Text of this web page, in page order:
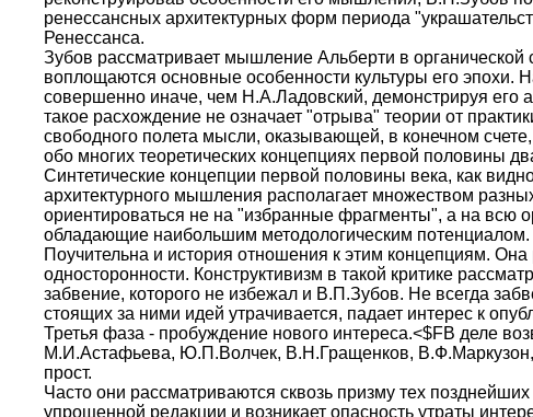
ренессансных архитектурных форм периода
Ренессанса.
Зубов рассматривает мышление Альберти в органической
воплощаются основные особенности культуры его эпохи.
совершенно иначе, чем Н.А.Ладовский, демонстрируя его
такое расхождение не означает "отрыва" теории от
свободного полета мысли, оказывающей, в конечном
обо многих теоретических концепциях первой половины
Синтетические концепции первой половины века, как
архитектурного мышления располагает множеством
ориентироваться не на "избранные фрагменты", а на всю
обладающие наибольшим методологическим потенциалом.
Поучительна и история отношения к этим концепциям.
односторонности. Конструктивизм в такой критике
забвение, которого не избежал и В.П.Зубов. Не всегда
стоящих за ними идей утрачивается, падает интерес к
Третья фаза - пробуждение нового интереса.<$FВ деле
М.И.Астафьева, Ю.П.Волчек, В.Н.Гращенков,
прост.
Часто они рассматриваются сквозь призму тех
упрощенной редакции и возникает опасность утраты